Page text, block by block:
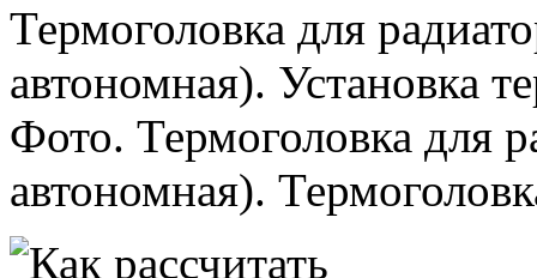
Термоголовка для
автономная). Установка
Фото. Термоголовка для
автономная).